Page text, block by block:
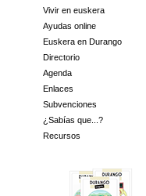
Vivir en euskera
Ayudas online
Euskera en Durango
Directorio
Agenda
Enlaces
Subvenciones
¿Sabías que...?
Recursos